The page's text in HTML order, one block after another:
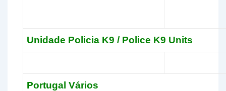
Unidade Policia K9 / Police K9 Units
Portugal Vários